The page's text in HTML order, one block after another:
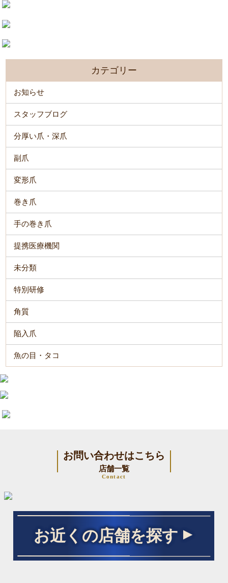
カテゴリー
お知らせ
スタッフブログ
分厚い爪・深爪
副爪
変形爪
巻き爪
手の巻き爪
提携医療機関
未分類
特別研修
角質
陥入爪
魚の目・タコ
お問い合わせはこちら
店舗一覧
Contact
お近くの店舗を探す